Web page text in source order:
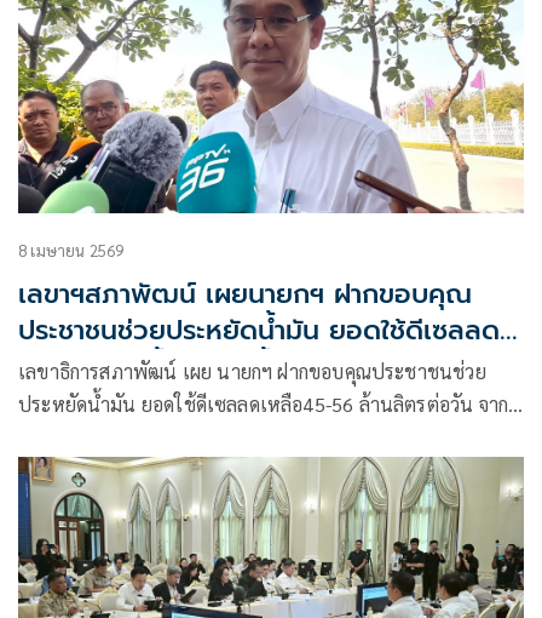
8 เมษายน 2569
เลขาฯสภาพัฒน์ เผยนายกฯ ฝากขอบคุณ
ประชาชนช่วยประหยัดน้ำมัน ยอดใช้ดีเซลลด
ฮวบ สต็อกน้ำมันเพิ่มขึ้น
เลขาธิการสภาพัฒน์ เผย นายกฯ ฝากขอบคุณประชาชนช่วย
ประหยัดน้ำมัน ยอดใช้ดีเซลลดเหลือ45-56 ล้านลิตรต่อวัน จาก
นานขึ้น มั่นใจสงกรานต์น้ำมันไม่ขาด แต่ขอประชาชนประหยัด
ต่อ หวั่น สถานการณ์ตะวันออกกลาง กลับมารุนแรง